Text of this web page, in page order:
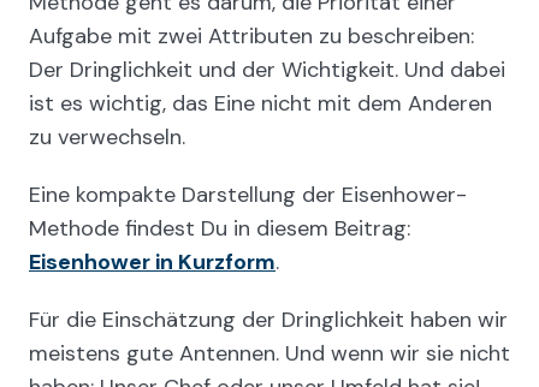
Aufgabe mit zwei Attributen zu beschreiben:
Der Dringlichkeit und der Wichtigkeit. Und dabei
ist es wichtig, das Eine nicht mit dem Anderen
zu verwechseln.
Eine kompakte Darstellung der Eisenhower-
Methode findest Du in diesem Beitrag:
Eisenhower in Kurzform.
Für die Einschätzung der Dringlichkeit haben wir
meistens gute Antennen. Und wenn wir sie nicht